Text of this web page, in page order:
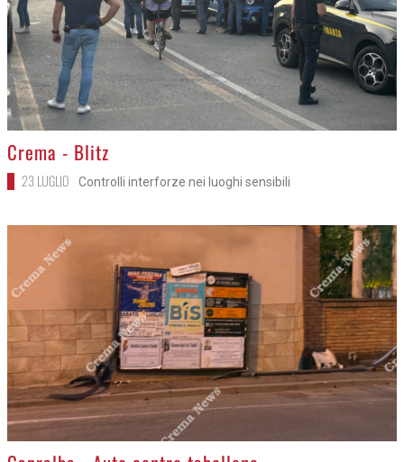
>
Crema - Blitz
23 LUGLIO Controlli interforze nei luoghi sensibili
>